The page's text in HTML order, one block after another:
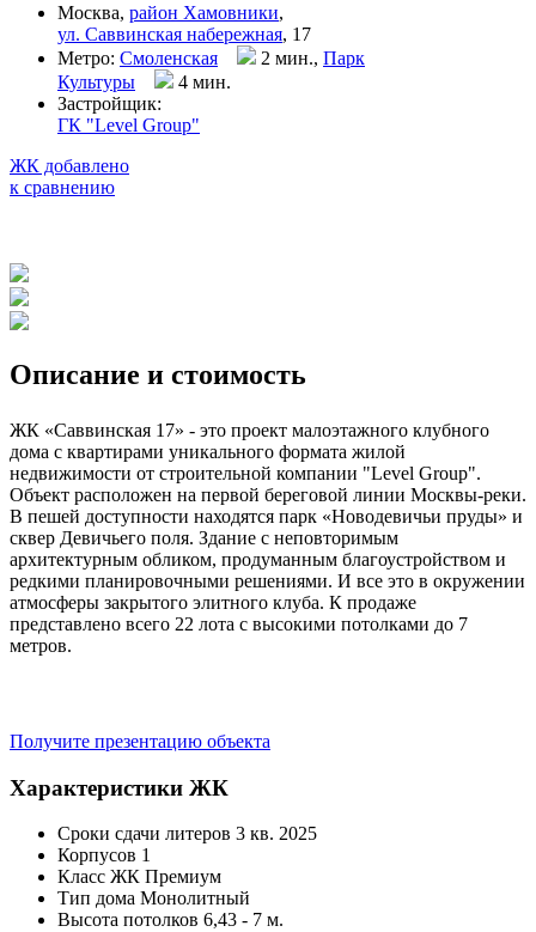
Москва, район Хамовники,
ул. Саввинская набережная, 17
Метро: Смоленская 2 мин., Парк
Культуры
4 мин.
Застройщик:
ГК "Level Group"
ЖК добавлено
к сравнению
Описание и стоимость
ЖК «Саввинская 17» - это проект малоэтажного клубного
дома с квартирами уникального формата жилой
недвижимости от строительной компании "Level Group".
Объект расположен на первой береговой линии Москвы‑реки.
В пешей доступности находятся парк «Новодевичьи пруды» и
сквер Девичьего поля. Здание с неповторимым
архитектурным обликом, продуманным благоустройством и
редкими планировочными решениями. И все это в окружении
атмосферы закрытого элитного клуба. К продаже
представлено всего 22 лота с высокими потолками до 7
метров.
Получите презентацию объекта
Характеристики ЖК
Сроки сдачи литеров 3 кв. 2025
Корпусов 1
Класс ЖК Премиум
Тип дома Монолитный
Высота потолков 6,43 - 7 м.